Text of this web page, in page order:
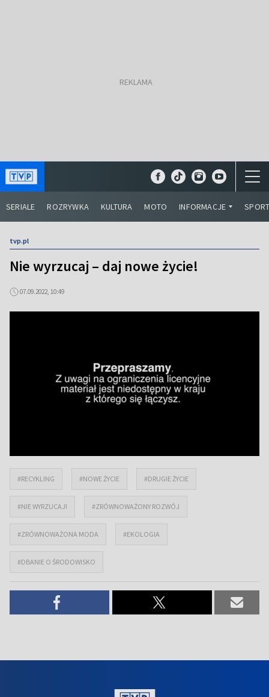
SERIALE ROZRYWKA KULTURA MOTO INFORMACJE
tvp.pl
Nie wyrzucaj – daj nowe życie!
07.09.2022, 10:49
#RECYKLING #NOWE ŻYCIE #DRUGIE ŻYCIE
#NIE WYRZUCAJ! #ZRÓWNOWAŻONY ROZWÓJ
#ZRÓWNOWAŻONA MODA #EKOLOGIA
#DBANIE O ŚRODOWISKO